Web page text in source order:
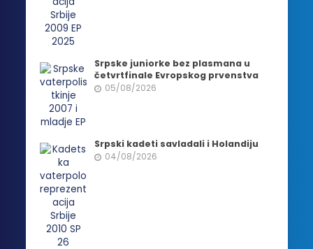
Srpske juniorke bez plasmana u
četvrtfinale Evropskog prvenstva
05/08/2026
Srpski kadeti savladali i Holandiju
04/08/2026